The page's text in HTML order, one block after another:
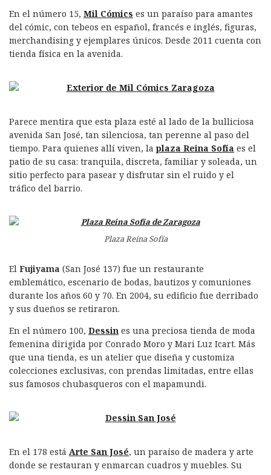
En el número 15, Mil Cómics es un paraíso para amantes
del cómic, con tebeos en español, francés e inglés, figuras,
merchandising y ejemplares únicos. Desde 2011 cuenta con
tienda física en la avenida.
Parece mentira que esta plaza esté al lado de la bulliciosa
avenida San José, tan silenciosa, tan perenne al paso del
tiempo. Para quienes allí viven, la plaza Reina Sofía es el
patio de su casa: tranquila, discreta, familiar y soleada, un
sitio perfecto para pasear y disfrutar sin el ruido y el
tráfico del barrio.
Plaza Reina Sofía
El Fujiyama (San José 137) fue un restaurante
emblemático, escenario de bodas, bautizos y comuniones
durante los años 60 y 70. En 2004, su edificio fue derribado
y sus dueños se retiraron.
En el número 100, Dessin es una preciosa tienda de moda
femenina dirigida por Conrado Moro y Mari Luz Icart. Más
que una tienda, es un atelier que diseña y customiza
colecciones exclusivas, con prendas limitadas, entre ellas
sus famosos chubasqueros con el mapamundi.
En el 178 está Arte San José, un paraíso de madera y arte
donde se restauran y enmarcan cuadros y muebles. Su